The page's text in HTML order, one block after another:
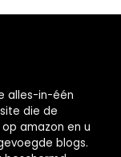
alles-in-één
die de
amazon en u
blogs.